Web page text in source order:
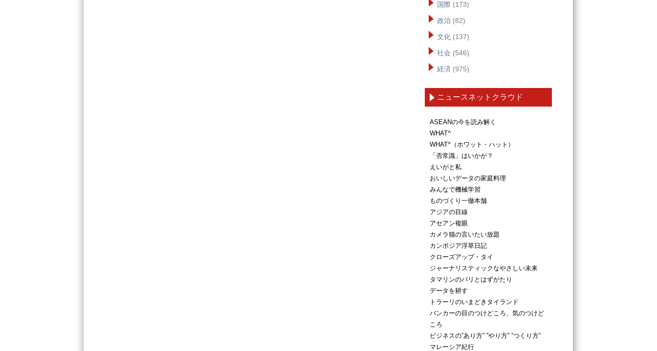
国際 (173)
政治 (82)
文化 (137)
社会 (546)
経済 (975)
ニュースネットクラウド
ASEANの今を読み解く
WHAT^
WHAT^（ホワット・ハット）
「否常識」はいかが？
えいがと私
おいしいデータの家庭料理
みんなで機械学習
ものづくり一徹本舗
アジアの目線
アセアン複眼
カメラ猫の言いたい放題
カンボジア浮草日記
クローズアップ・タイ
ジャーナリスティックなやさしい未来
タマリンのパリとはずがたり
データを耕す
トラーリのいまどきタイランド
バンカーの目のつけどころ、気のつけど
ころ
ビジネスの”あり方” ”やり方” ”つくり方”
マレーシア紀行